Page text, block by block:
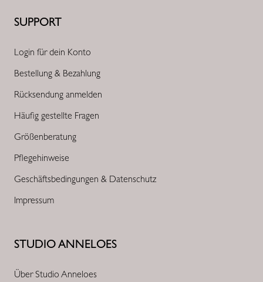
STUDIO ANNELOES
Über Studio Anneloes
SUPPORT
Login für dein Konto
Bestellung & Bezahlung
Rücksendung anmelden
Häufig gestellte Fragen
Größenberatung
Pflegehinweise
Geschäftsbedingungen & Datenschutz
Impressum